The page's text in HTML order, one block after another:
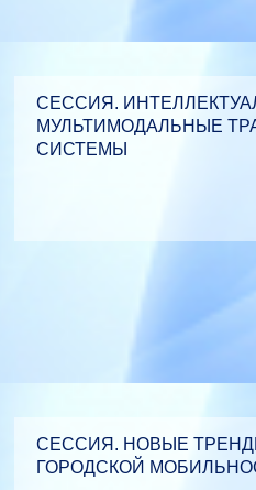
СЕССИЯ.
МУЛЬТИМОДАЛЬНЫЕ
СИСТЕМЫ
СЕССИЯ. НОВЫЕ
ГОРОДСКОЙ